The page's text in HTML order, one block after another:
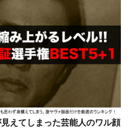
えてしまった芸能人のワル顔